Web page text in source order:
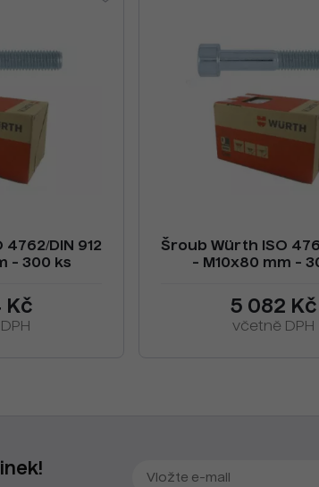
DIN 912
- 300 ks
Kč
Šroub Würth ISO
- M10x80 mm -
5 082 Kč
včetně DPH